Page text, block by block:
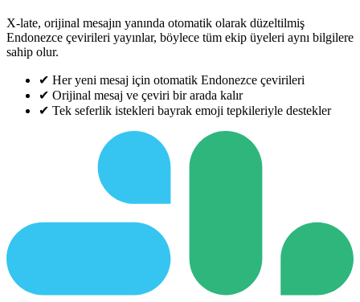
X-late, orijinal mesajın yanında otomatik olarak düzeltilmiş
Endonezce çevirileri yayınlar, böylece tüm ekip üyeleri aynı bilgilere
sahip olur.
✔ Her yeni mesaj için otomatik Endonezce çevirileri
✔ Orijinal mesaj ve çeviri bir arada kalır
✔ Tek seferlik istekleri bayrak emoji tepkileriyle destekler